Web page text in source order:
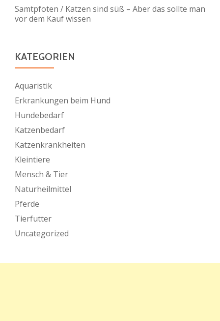
Samtpfoten / Katzen sind süß – Aber das sollte man
vor dem Kauf wissen
KATEGORIEN
Aquaristik
Erkrankungen beim Hund
Hundebedarf
Katzenbedarf
Katzenkrankheiten
Kleintiere
Mensch & Tier
Naturheilmittel
Pferde
Tierfutter
Uncategorized